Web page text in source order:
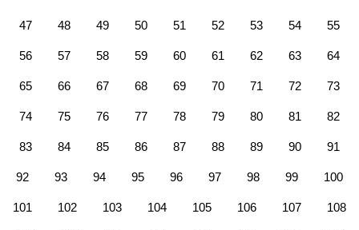
47 48 49 50 51 52 53 54 55
56 57 58 59 60 61 62 63 64
65 66 67 68 69 70 71 72 73
74 75 76 77 78 79 80 81 82
83 84 85 86 87 88 89 90 91
92 93 94 95 96 97 98 99 100
101 102 103 104 105 106 107 108